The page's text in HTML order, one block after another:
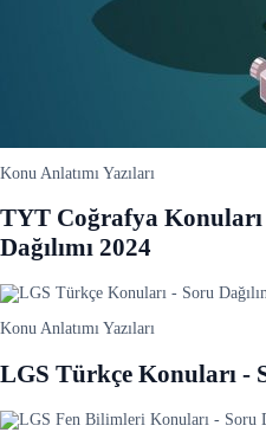
Konu Anlatımı Yazıları
TYT Coğrafya
Dağılımı 2024
Konu Anlatımı Yazıları
LGS Türkçe Konuları -